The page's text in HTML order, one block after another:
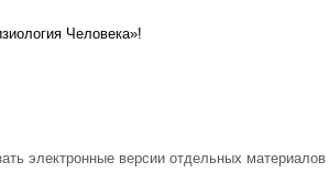
Человека»!
электронные версии отдельных